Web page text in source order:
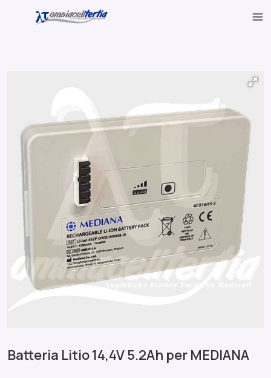
Batteria Litio 14,4V 5.2Ah per MEDIANA